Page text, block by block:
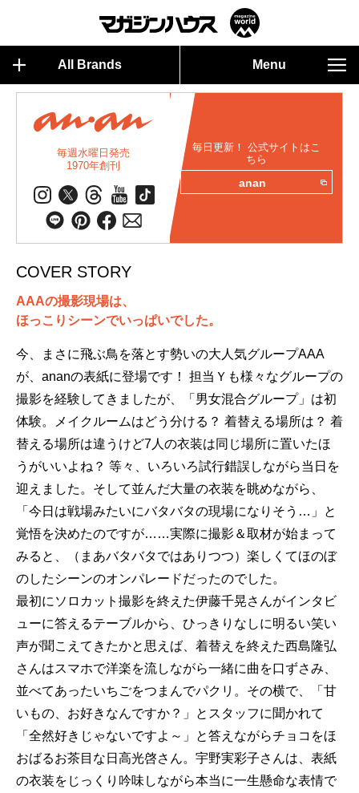
All Brands Menu
毎週水曜日発売
1970年創刊
毎日更新！ 公式サイトはこ
ちら
anan
COVER STORY
AAAの撮影現場は、
ほっこりシーンでいっぱいでした。
今、まさに飛ぶ鳥を落とす勢いの大人気グループAAA
が、ananの表紙に登場です！ 担当Ｙも様々なグループの
撮影を経験してきましたが、「男女混合グループ」は初
体験。メイクルームはどう分ける？ 着替える場所は？ 着
替える場所は違うけど7人の衣装は同じ場所に置いたほ
うがいいよね？ 等々、いろいろ試行錯誤しながら当日を
迎えました。そして並んだ大量の衣装を眺めながら、
「今日は戦場みたいにバタバタの現場になりそう…」と
覚悟を決めたのですが……実際に撮影＆取材が始まって
みると、（まあバタバタではありつつ）楽しくてほのぼ
のしたシーンのオンパレードだったのでした。
最初にソロカット撮影を終えた伊藤千晃さんがインタビ
ューに答えるテーブルから、ひっきりなしに明るい笑い
声が聞こえてきたかと思えば、着替えを終えた西島隆弘
さんはスマホで洋楽を流しながら一緒に曲を口ずさみ、
並べてあったいちごをつまんでパクリ。その横で、「甘
いもの、お好きなんですか？」とスタッフに聞かれて
「全然好きじゃないですよ～」と答えながらチョコをほ
おばるお茶目な日高光啓さん。宇野実彩子さんは、表紙
の衣装をじっくり吟味しながら本当に一生懸命な表情で